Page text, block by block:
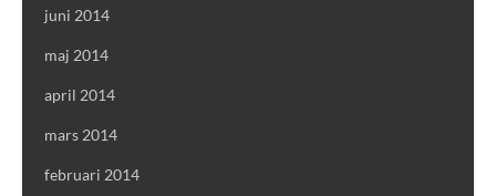
juni 2014
maj 2014
april 2014
mars 2014
februari 2014